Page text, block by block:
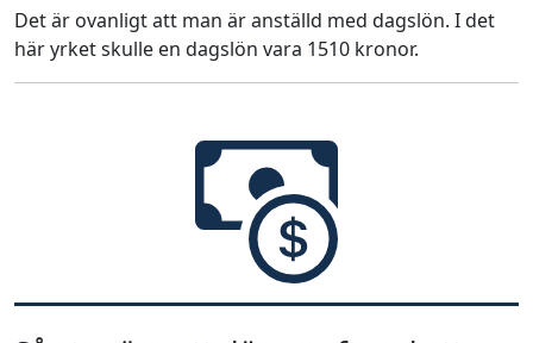
Det är ovanligt att man är anställd med dagslön. I det
här yrket skulle en dagslön vara 1510 kronor.